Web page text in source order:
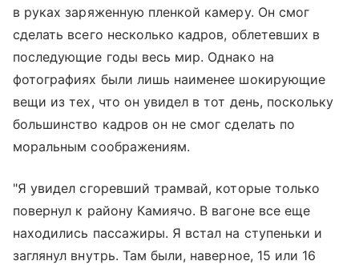
в руках заряженную пленкой камеру. Он смог
сделать всего несколько кадров, облетевших в
последующие годы весь мир. Однако на
фотографиях были лишь наименее шокирующие
вещи из тех, что он увидел в тот день, поскольку
большинство кадров он не смог сделать по
моральным соображениям.
"Я увидел сгоревший трамвай, которые только
повернул к району Камиячо. В вагоне все еще
находились пассажиры. Я встал на ступеньки и
заглянул внутрь. Там были, наверное, 15 или 16